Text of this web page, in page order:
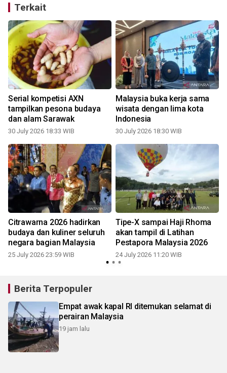
Terkait
Serial kompetisi AXN
tampilkan pesona budaya
dan alam Sarawak
30 July 2026 18:33 WIB
Malaysia buka kerja sama
wisata dengan lima kota
Indonesia
30 July 2026 18:30 WIB
Citrawarna 2026 hadirkan
budaya dan kuliner seluruh
negara bagian Malaysia
25 July 2026 23:59 WIB
Tipe-X sampai Haji Rhoma
akan tampil di Latihan
Pestapora Malaysia 2026
24 July 2026 11:20 WIB
Berita Terpopuler
Empat awak kapal RI ditemukan selamat di
perairan Malaysia
19 jam lalu